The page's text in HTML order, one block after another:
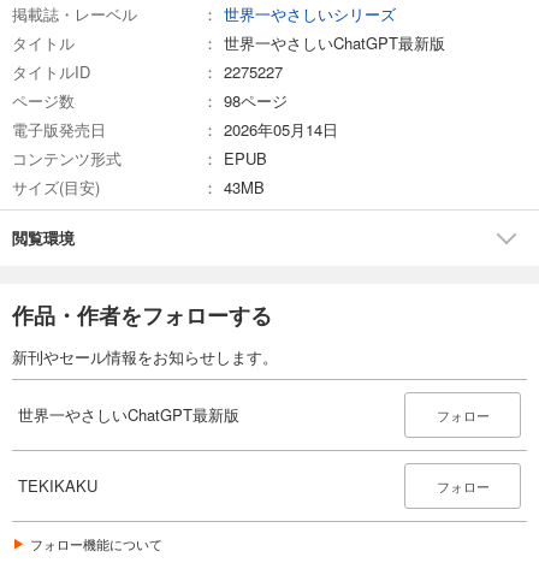
掲載誌・レーベル
世界一やさしいシリーズ
タイトル
世界一やさしいChatGPT最新版
タイトルID
2275227
ページ数
98ページ
電子版発売日
2026年05月14日
コンテンツ形式
EPUB
サイズ(目安)
43MB
閲覧環境
作品・作者をフォローする
新刊やセール情報をお知らせします。
世界一やさしいChatGPT最新版 フォロー
TEKIKAKU フォロー
フォロー機能について